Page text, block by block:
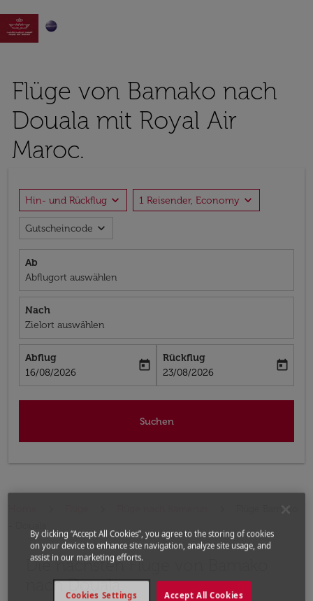

Flüge von Bamako nach
Douala mit Royal Air
Maroc.
Hin- und Rückflug expand_more 1 Reisender, Economy expand_more
Gutscheincode expand_more
Ab
Abflugort auswählen
Nach
Zielort auswählen
Abflug
fc-booking-departure-date-aria-label
16/08/2026
today
Rückflug
fc-booking-return-date-aria-label
23/08/2026
today
Suchen
Flüge Bamako
Die nächsten Flüge von Bamako
nach Douala
Bitte ändern Sie Ihre gewünschte Route (Abflugort
By clicking “Accept All Cookies”, you agree to the storing of cookies
on your device to enhance site navigation, analyze site usage, and
assist in our marketing efforts.
Accept All Cookies
Cookies Settings